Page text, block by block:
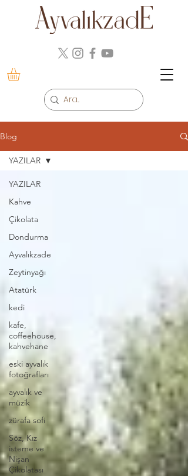
Blog
YAZILAR
Kahve
Çikolata
Dondurma
Ayvalıkzade
Zeytinyağı
Atatürk
kedi
kafe,
coffeehouse,
kahvehane
eski ayvalık
fotoğrafları
ayvalık ve
müzik
zürafa sofi
Söz, Kız
isteme ve
Nişan
Çikolatası
YAZILAR